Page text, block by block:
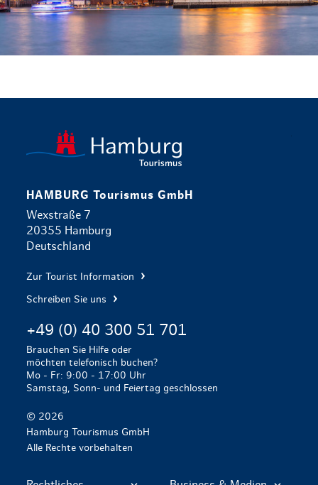
HAMBURG Tourismus GmbH
Wexstraße 7
20355 Hamburg
Deutschland
Zur Tourist Information
Schreiben Sie uns
+49 (0) 40 300 51 701
Brauchen Sie Hilfe oder
möchten telefonisch buchen?
Mo - Fr: 9:00 - 17:00 Uhr
Samstag, Sonn- und Feiertag geschlossen
© 2026
Hamburg Tourismus GmbH
Alle Rechte vorbehalten